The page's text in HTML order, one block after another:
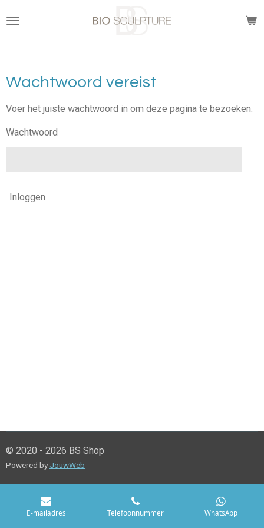
direct
Wachtwoord vereist
Voer het juiste wachtwoord in om deze pagina te bezoeken.
Wachtwoord
Inloggen
© 2020 - 2026 BS Shop
Powered by JouwWeb
E-mailadres Telefoonnummer WhatsApp